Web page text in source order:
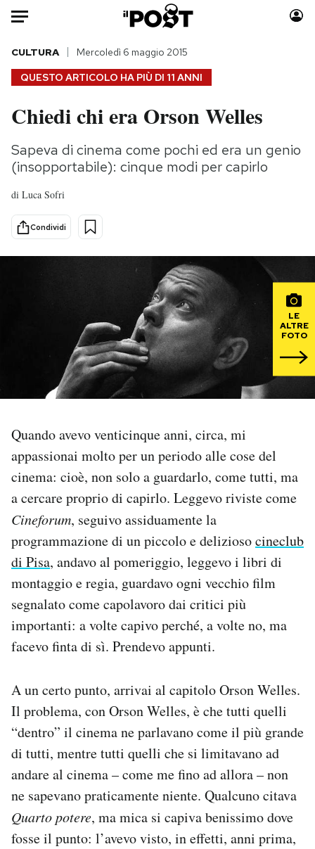
Auto
HOME
Italia
Politica
Tecnologia
Internet
Scienza
Cultura
Economia
Moda
Consumismi
Storie/Idee
Altrecose
Mondiali calcio 2026
PODCAST
NEWSLETTER
I MIEI PREFERITI
SHOP
CALENDARIO
AREA PERSONALE
Area Personale
Newsletter
Notifiche mobile
Esci
QUESTO ARTICOLO HA PIÙ DI 11 ANNI
CULTURA Mercoledì 6 maggio 2015
Chiedi chi era Orson Welles
Sapeva di cinema come pochi ed era un genio
(insopportabile): cinque modi per capirlo
di Luca Sofri
Condividi
LE
ALTRE
FOTO
Quando avevo venticinque anni, circa, mi
appassionai molto per un periodo alle cose del
cinema: cioè, non solo a guardarlo, come tutti, ma
a cercare proprio di capirlo. Leggevo riviste come
Cineforum, seguivo assiduamente la
programmazione di un piccolo e deliziosocineclub
di Pisa, andavo al pomeriggio, leggevo i libri di
montaggio e regia, guardavo ogni vecchio film
segnalato come capolavoro dai critici più
importanti: a volte capivo perché, a volte no, ma
facevo finta di sì. Prendevo appunti.
A un certo punto, arrivai al capitolo Orson Welles.
Il problema, con Orson Welles, è che tutti quelli
“dentro” il cinema ne parlavano come il più grande
di tutti, mentre tutti quelli che si limitavano ad
andare al cinema – come me fino ad allora – non
ne sapevano praticamente niente. Qualcuno citava
Quarto potere, ma mica si capiva benissimo dove
fosse il punto: l’avevo visto, in effetti, anni prima,